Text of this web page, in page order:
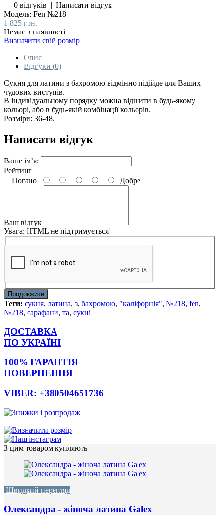
0 відгуків | Написати відгук
Модель: Fen №218
1 825 грн.
Немає в наявності
Визначити свій розмір
Опис
Відгуки (0)
Сукня для латини з бахромою відмінно підійде для Ваших
чудових виступів.
В індивідуальному порядку можна відшити в будь-якому
кольорі, або в будь-якій комбінації кольорів.
Розміри: 36-48.
Написати відгук
Ваше ім’я:
Рейтинг
Погано
Добре
Ваш відгук
Увага: HTML не підтримується!
Продовжити
Теги: сукня, латина, з, бахромою, "каліфорнія", №218, fen,
№218, сарафани, та, сукні
ДОСТАВКА
ПО УКРАЇНІ
100% ГАРАНТІЯ
ПОВЕРНЕННЯ
VIBER: +380504651736
З цим товаром купляють
Швидкий перегляд
Олександра - жіноча латина Galex